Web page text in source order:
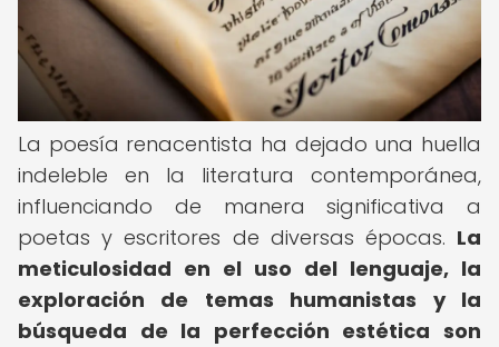
La poesía renacentista ha dejado una huella
indeleble en la literatura contemporánea,
influenciando de manera significativa a
poetas y escritores de diversas épocas. La
meticulosidad en el uso del lenguaje, la
exploración de temas humanistas y la
búsqueda de la perfección estética son